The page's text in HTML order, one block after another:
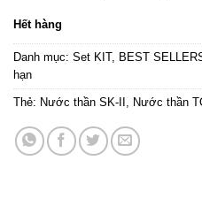
Hết hàng
Danh mục: Set KIT, BEST
hạn
Thẻ: Nước thần SK-II Nước thần